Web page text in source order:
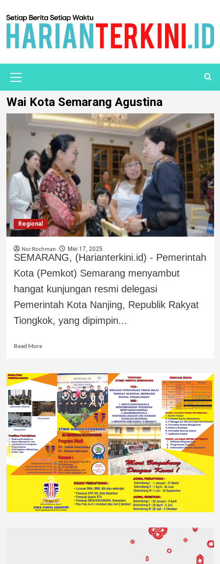
Wai Kota Semarang Agustina
Regional
Nor Rochman Mei 17, 2025
SEMARANG, (Harianterkini.id) - Pemerintah
Kota (Pemkot) Semarang menyambut
hangat kunjungan resmi delegasi
Pemerintah Kota Nanjing, Republik Rakyat
Tiongkok, yang dipimpin...
Read More